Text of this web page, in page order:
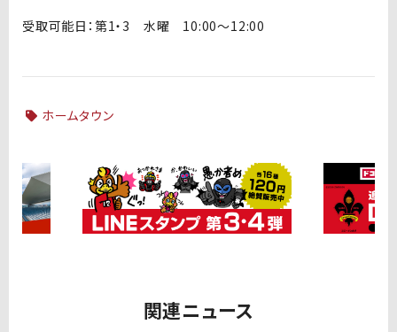
受取可能日：第1・3 水曜 10:00～12:00
ホームタウン
関連ニュース